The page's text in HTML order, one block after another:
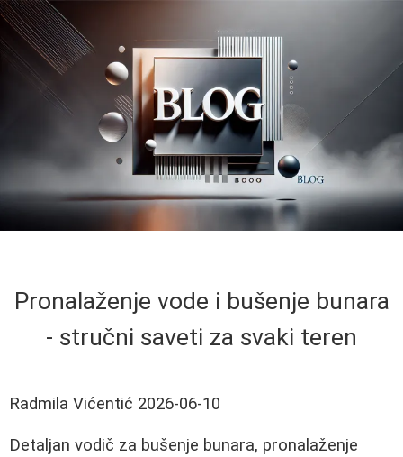
Pronalaženje vode i bušenje bunara
- stručni saveti za svaki teren
Radmila Vićentić 2026-06-10
Detaljan vodič za bušenje bunara, pronalaženje